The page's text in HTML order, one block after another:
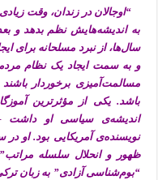
“اوجالان در زندان، وقت
به اندیشه‌هایش نظم بدهد و
سال‌ها، از نبرد مسلحانه برای
و به سمت ایجاد یک نظام
مسالمت‌آمیزی برخوردار
باشد. یکی از مؤثرترین
ظهور و انحلال سلسله
“بوم‌شناسی آزادی” به زبان